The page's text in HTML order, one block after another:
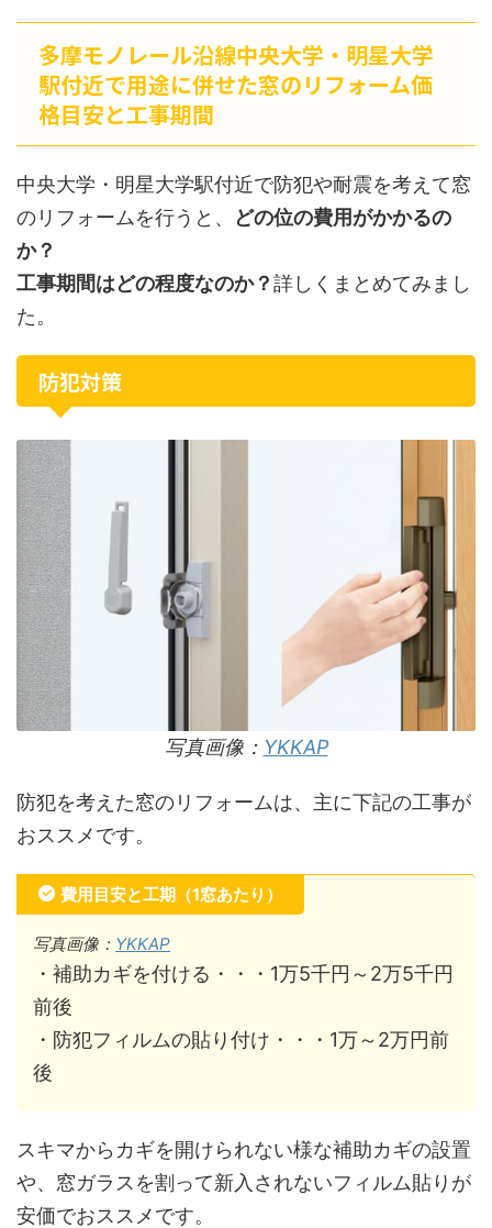
多摩モノレール沿線中央大学・明星大学
駅付近で用途に併せた窓のリフォーム価
格目安と工事期間
中央大学・明星大学駅付近で防犯や耐震を考えて窓
のリフォームを行うと、
どの位の費用がかかるの
か？
工事期間はどの程度なのか？詳しくまとめてみまし
た。
防犯対策
写真画像： YKKAP
防犯を考えた窓のリフォームは、主に下記の工事が
おススメです。
費用目安と工期（1窓あたり）
写真画像： YKKAP
・補助カギを付ける・・・1万5千円～2万5千円
前後
・防犯フィルムの貼り付け・・・1万～2万円前
後
スキマからカギを開けられない様な補助カギの設置
や、窓ガラスを割って新入されないフィルム貼りが
安価でおススメです。